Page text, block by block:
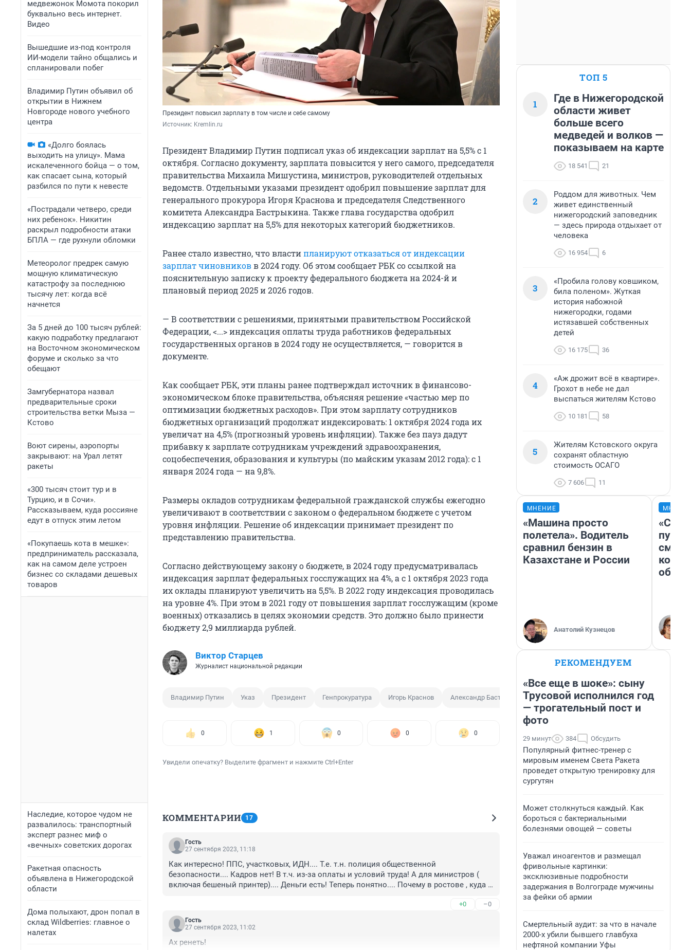
медвежонок Момота покорил
буквально весь интернет.
Видео
Вышедшие из-под контроля
ИИ-модели тайно общались и
спланировали побег
Владимир Путин объявил об
открытии в Нижнем
Новгороде нового учебного
центра
«Долго боялась
выходить на улицу». Мама
искалеченного бойца — о том,
как спасает сына, который
разбился по пути к невесте
«Пострадали четверо, среди
них ребенок». Никитин
раскрыл подробности атаки
БПЛА — где рухнули обломки
Метеоролог предрек самую
мощную климатическую
катастрофу за последнюю
тысячу лет: когда всё
начнется
За 5 дней до 100 тысяч рублей:
какую подработку предлагают
на Восточном экономическом
форуме и сколько за что
обещают
Замгубернатора назвал
предварительные сроки
строительства ветки Мыза —
Кстово
Воют сирены, аэропорты
закрывают: на Урал летят
ракеты
«300 тысяч стоит тур и в
Турцию, и в Сочи».
Рассказываем, куда россияне
едут в отпуск этим летом
«Покупаешь кота в мешке»:
предприниматель рассказала,
как на самом деле устроен
бизнес со складами дешевых
товаров
Наследие, которое чудом не
развалилось: транспортный
эксперт разнес миф о
«вечных» советских дорогах
Ракетная опасность
объявлена в Нижегородской
области
Дома полыхают, дрон попал в
склад Wildberries: главное о
налетах
Президент повысил зарплату в том числе и себе самому
Источник: Kremlin.ru
Президент Владимир Путин подписал указ об индексации зарплат на 5,5% с 1
октября. Согласно документу, зарплата повысится у него самого, председателя
правительства Михаила Мишустина, министров, руководителей отдельных
ведомств. Отдельными указами президент одобрил повышение зарплат для
генерального прокурора Игоря Краснова и председателя Следственного
комитета Александра Бастрыкина. Также глава государства одобрил
индексацию зарплат на 5,5% для некоторых категорий бюджетников.
Ранее стало известно, что властипланируют отказаться от индексации
зарплат чиновниковв 2024 году. Об этом сообщает РБК со ссылкой на
пояснительную записку к проекту федерального бюджета на 2024-й и
плановый период 2025 и 2026 годов.
— В соответствии с решениями, принятыми правительством Российской
Федерации, <...> индексация оплаты труда работников федеральных
государственных органов в 2024 году не осуществляется, — говорится в
документе.
Как сообщает РБК, эти планы ранее подтверждал источник в финансово-
экономическом блоке правительства, объясняя решение «частью мер по
оптимизации бюджетных расходов». При этом зарплату сотрудников
бюджетных организаций продолжат индексировать: 1 октября 2024 года их
увеличат на 4,5% (прогнозный уровень инфляции). Также без пауз дадут
прибавку к зарплате сотрудникам учреждений здравоохранения,
соцобеспечения, образования и культуры (по майским указам 2012 года): с 1
января 2024 года — на 9,8%.
Размеры окладов сотрудникам федеральной гражданской службы ежегодно
увеличивают в соответствии с законом о федеральном бюджете с учетом
уровня инфляции. Решение об индексации принимает президент по
представлению правительства.
Согласно действующему закону о бюджете, в 2024 году предусматривалась
индексация зарплат федеральных госслужащих на 4%, а с 1 октября 2023 года
их оклады планируют увеличить на 5,5%. В 2022 году индексация проводилась
на уровне 4%. При этом в 2021 году от повышения зарплат госслужащим (кроме
военных) отказались в целях экономии средств. Это должно было принести
бюджету 2,9 миллиарда рублей.
Виктор Старцев
Журналист национальной редакции
Владимир Путин Указ Президент Генпрокуратура Игорь Краснов Александр Бастрыкин Михаил Мишустин Премьер
0 1 0 0 0
Увидели опечатку? Выделите фрагмент и нажмите Ctrl+Enter
КОММЕНТАРИИ 17
Гость
27 сентября 2023, 11:18
Как интересно! ППС, участковых, ИДН.... Т.е. т.н. полиция общественной
безопасности.... Кадров нет! В т.ч. из-за оплаты и условий труда! А для министров (
включая бешеный принтер).... Деньги есть! Теперь понятно.... Почему в ростове , куда
+0 –0
Гость
27 сентября 2023, 11:02
Ах ренеть!
ТОП 5
1
Где в Нижегородской
области живет
больше всего
медведей и волков —
показываем на карте
18 541 21
2
Роддом для животных. Чем
живет единственный
нижегородский заповедник
— здесь природа отдыхает от
человека
16 954 6
3
«Пробила голову ковшиком,
била поленом». Жуткая
история набожной
нижегородки, годами
истязавшей собственных
детей
16 175 36
4
«Аж дрожит всё в квартире».
Грохот в небе не дал
выспаться жителям Кстово
10 181 58
5
Жителям Кстовского округа
сохранят областную
стоимость ОСАГО
7 606 11
МНЕНИЕ
«Машина просто
полетела». Водитель
сравнил бензин в
Казахстане и России
Анатолий Кузнецов
РЕКОМЕНДУЕМ
«Все еще в шоке»: сыну
Трусовой исполнился год
— трогательный пост и
фото
29 минут 384 Обсудить
Популярный фитнес-тренер с
мировым именем Света Ракета
проведет открытую тренировку для
сургутян
Может столкнуться каждый. Как
бороться с бактериальными
болезнями овощей — советы
Уважал иноагентов и размещал
фривольные картинки:
эксклюзивные подробности
задержания в Волгограде мужчины
за фейки об армии
Смертельный аудит: за что в начале
2000-х убили бывшего главбуха
нефтяной компании Уфы